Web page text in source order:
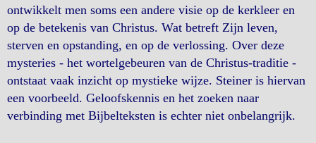
ontwikkelt men soms een andere visie op de kerkleer en
op de betekenis van Christus. Wat betreft Zijn leven,
sterven en opstanding, en op de verlossing. Over deze
mysteries - het wortelgebeuren van de Christus-traditie -
ontstaat vaak inzicht op mystieke wijze. Steiner is hiervan
een voorbeeld. Geloofskennis en het zoeken naar
verbinding met Bijbelteksten is echter niet onbelangrijk.